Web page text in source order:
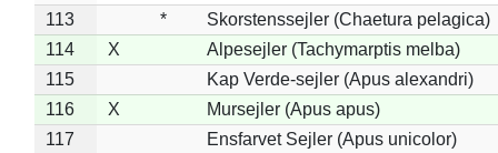
113
*
Skorstenssejler (Chaetura pelagica)
114
X
Alpesejler (Tachymarptis melba)
115
Kap Verde-sejler (Apus alexandri)
116
X
Mursejler (Apus apus)
117
Ensfarvet Sejler (Apus unicolor)